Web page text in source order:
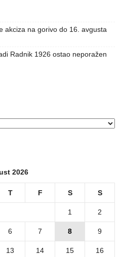
akciza na gorivo do 16. avgusta
Radnik 1926 ostao neporažen
2026
T F S S
1 2
6 7 8 9
13 14 15 16